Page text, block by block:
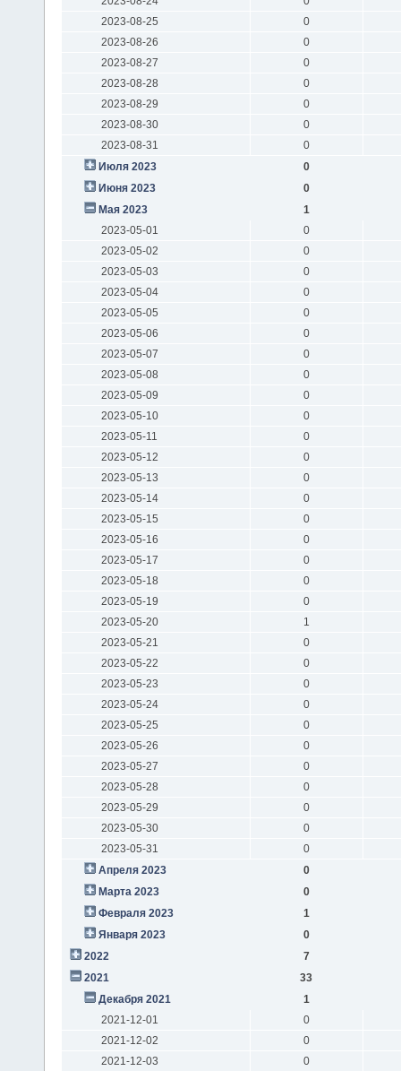
2023-08-25
0
2023-08-26
0
2023-08-27
0
2023-08-28
0
2023-08-29
0
2023-08-30
0
2023-08-31
0
Июля 2023
0
Июня 2023
0
Мая 2023
1
2023-05-01
0
2023-05-02
0
2023-05-03
0
2023-05-04
0
2023-05-05
0
2023-05-06
0
2023-05-07
0
2023-05-08
0
2023-05-09
0
2023-05-10
0
2023-05-11
0
2023-05-12
0
2023-05-13
0
2023-05-14
0
2023-05-15
0
2023-05-16
0
2023-05-17
0
2023-05-18
0
2023-05-19
0
2023-05-20
1
2023-05-21
0
2023-05-22
0
2023-05-23
0
2023-05-24
0
2023-05-25
0
2023-05-26
0
2023-05-27
0
2023-05-28
0
2023-05-29
0
2023-05-30
0
2023-05-31
0
Апреля 2023
0
Марта 2023
0
Февраля 2023
1
Января 2023
0
2022
7
2021
33
Декабря 2021
1
2021-12-01
0
2021-12-02
0
2021-12-03
0